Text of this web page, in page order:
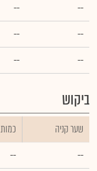
--
--
--
--
--
--
ביקוש
שער קניה כמות
--
--